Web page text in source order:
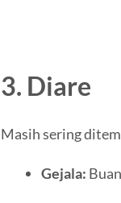
3. Diare
Masih sering
Gejala: